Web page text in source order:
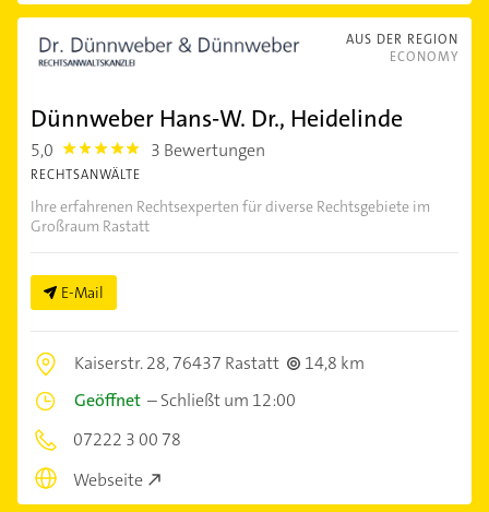
AUS DER REGION
ECONOMY
Dünnweber Hans-W. Dr., Heidelinde
5,0 5.0 3 Bewertungen
RECHTSANWÄLTE
Ihre erfahrenen Rechtsexperten für diverse Rechtsgebiete im
Großraum Rastatt
E-Mail
Kaiserstr. 28,76437 Rastatt
14,8 km
Geöffnet –Schließt um 12:00
07222 3 00 78
Webseite